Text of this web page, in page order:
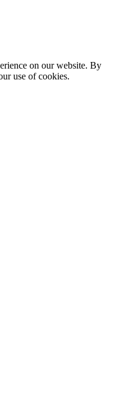
on our website. By
use of cookies.